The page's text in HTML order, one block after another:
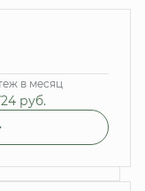
в месяц
руб.